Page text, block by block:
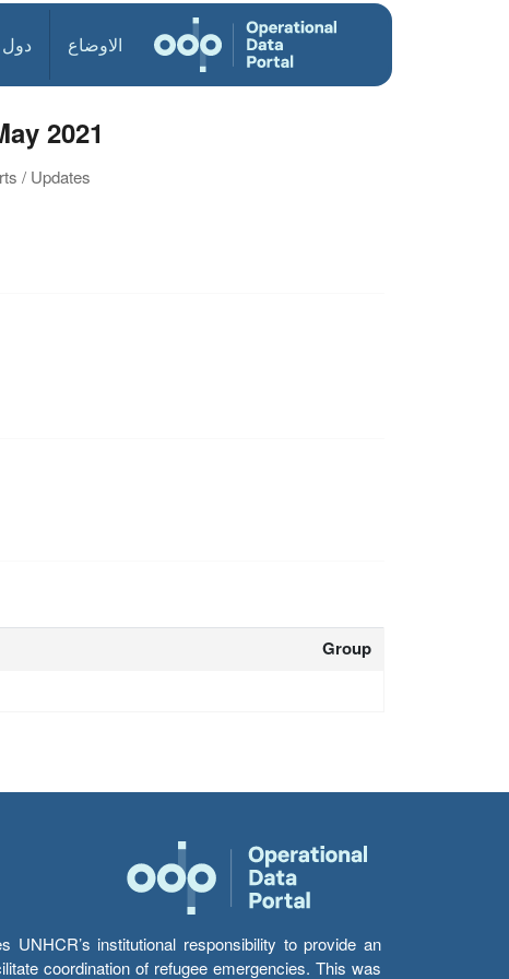
الاوضاع دول
2021
/ Updates
Group
UNHCR’s institutional responsibility to provide an
coordination of refugee emergencies. This was